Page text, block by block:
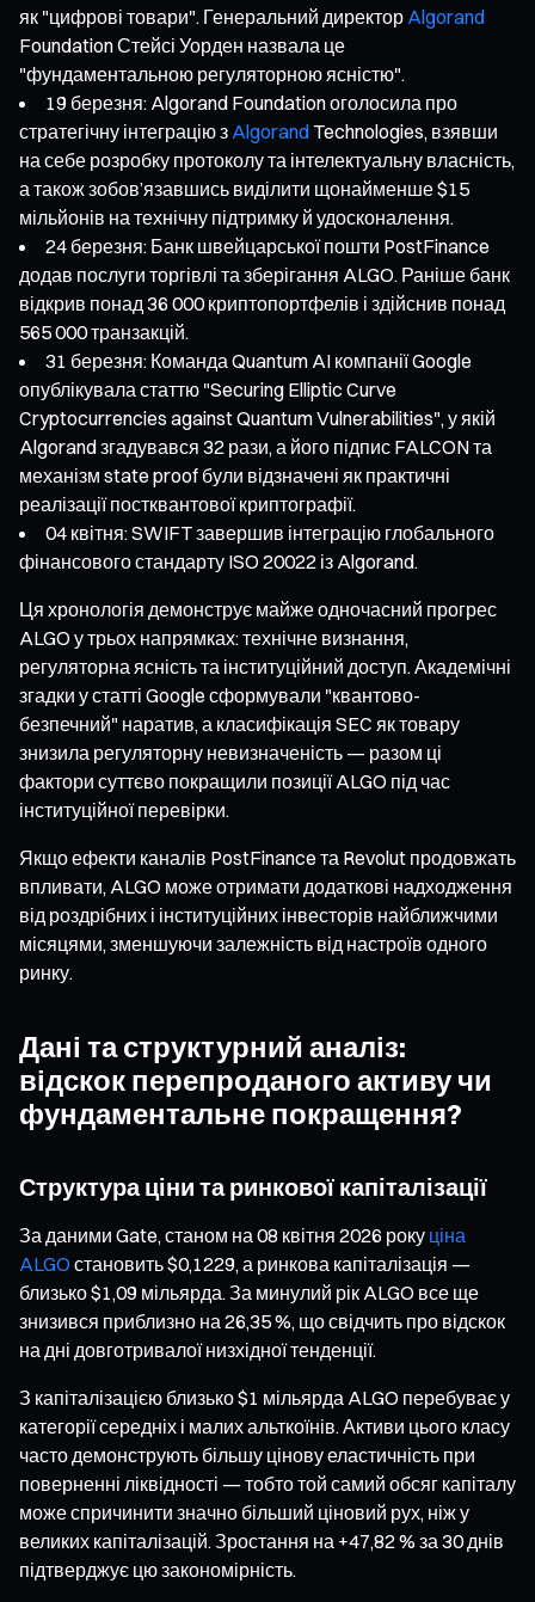
як "цифрові товари". Генеральний директор Algorand
Foundation Стейсі Уорден назвала це
"фундаментальною регуляторною ясністю".
19 березня: Algorand Foundation оголосила про
стратегічну інтеграцію з Algorand Technologies, взявши
на себе розробку протоколу та інтелектуальну власність,
а також зобов’язавшись виділити щонайменше $15
мільйонів на технічну підтримку й удосконалення.
24 березня: Банк швейцарської пошти PostFinance
додав послуги торгівлі та зберігання ALGO. Раніше банк
відкрив понад 36 000 криптопортфелів і здійснив понад
565 000 транзакцій.
31 березня: Команда Quantum AI компанії Google
опублікувала статтю "Securing Elliptic Curve
Cryptocurrencies against Quantum Vulnerabilities", у якій
Algorand згадувався 32 рази, а його підпис FALCON та
механізм state proof були відзначені як практичні
реалізації постквантової криптографії.
04 квітня: SWIFT завершив інтеграцію глобального
фінансового стандарту ISO 20022 із Algorand.
Ця хронологія демонструє майже одночасний прогрес
ALGO у трьох напрямках: технічне визнання,
регуляторна ясність та інституційний доступ. Академічні
згадки у статті Google сформували "квантово-
безпечний" наратив, а класифікація SEC як товару
знизила регуляторну невизначеність — разом ці
фактори суттєво покращили позиції ALGO під час
інституційної перевірки.
Якщо ефекти каналів PostFinance та Revolut продовжать
впливати, ALGO може отримати додаткові надходження
від роздрібних і інституційних інвесторів найближчими
місяцями, зменшуючи залежність від настроїв одного
ринку.
Дані та структурний аналіз:
відскок перепроданого активу чи
фундаментальне покращення?
Структура ціни та ринкової капіталізації
За даними Gate, станом на 08 квітня 2026 року ціна
ALGO становить $0,1229, а ринкова капіталізація —
близько $1,09 мільярда. За минулий рік ALGO все ще
знизився приблизно на 26,35 %, що свідчить про відскок
на дні довготривалої низхідної тенденції.
З капіталізацією близько $1 мільярда ALGO перебуває у
категорії середніх і малих альткоїнів. Активи цього класу
часто демонструють більшу цінову еластичність при
поверненні ліквідності — тобто той самий обсяг капіталу
може спричинити значно більший ціновий рух, ніж у
великих капіталізацій. Зростання на +47,82 % за 30 днів
підтверджує цю закономірність.